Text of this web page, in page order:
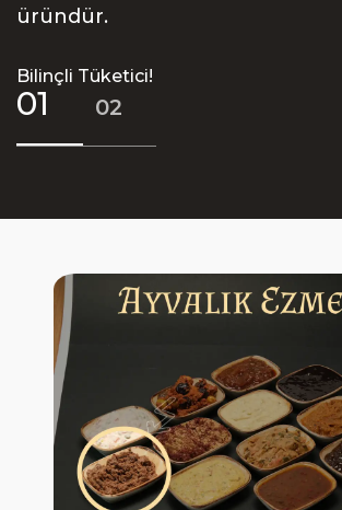
üründür.
Bilinçli Tüketici!